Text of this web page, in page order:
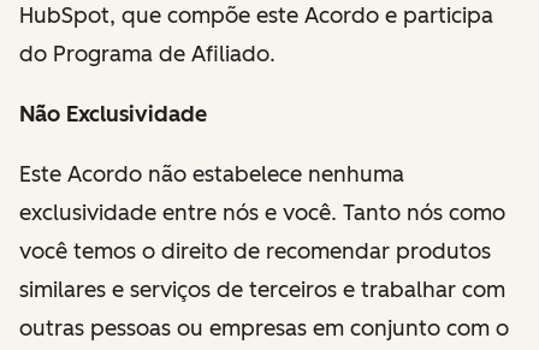
HubSpot, que compõe este Acordo e participa
do Programa de Afiliado.
Não Exclusividade
Este Acordo não estabelece nenhuma
exclusividade entre nós e você. Tanto nós como
você temos o direito de recomendar produtos
similares e serviços de terceiros e trabalhar com
outras pessoas ou empresas em conjunto com o